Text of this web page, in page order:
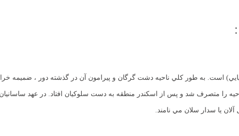
در سال 1310 ، شهر گرگان داراي تمدن 6000 ساله ( قبل از آريايي) است. به طور كلي ناحيه دشت گرگان و پيرامون آن در
را متصرف شد و پس از اسكندر منطقه به دست سلوكيان افتاد. در عهد
يا سدار سلان مي نامند.